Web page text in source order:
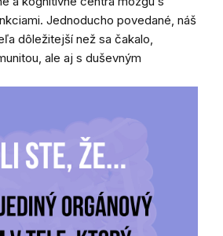
Jednoducho povedané, náš
dôležitejší než sa čakalo,
ale aj s duševným